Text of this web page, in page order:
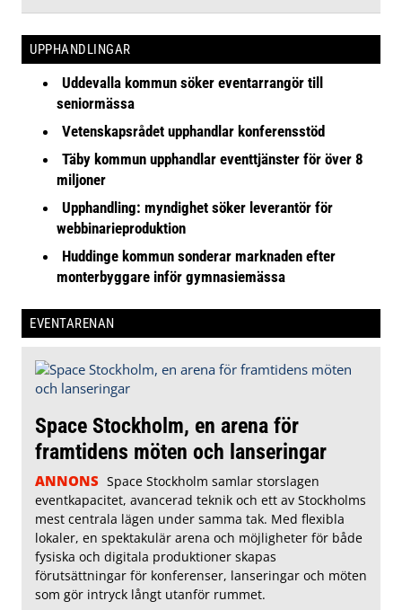
UPPHANDLINGAR
Uddevalla kommun söker eventarrangör till
seniormässa
Vetenskapsrådet upphandlar konferensstöd
Täby kommun upphandlar eventtjänster för över 8
miljoner
Upphandling: myndighet söker leverantör för
webbinarieproduktion
Huddinge kommun sonderar marknaden efter
monterbyggare inför gymnasiemässa
EVENTARENAN
Space Stockholm, en arena för
framtidens möten och lanseringar
ANNONS Space Stockholm samlar storslagen
eventkapacitet, avancerad teknik och ett av Stockholms
mest centrala lägen under samma tak. Med flexibla
lokaler, en spektakulär arena och möjligheter för både
fysiska och digitala produktioner skapas
förutsättningar för konferenser, lanseringar och möten
som gör intryck långt utanför rummet.